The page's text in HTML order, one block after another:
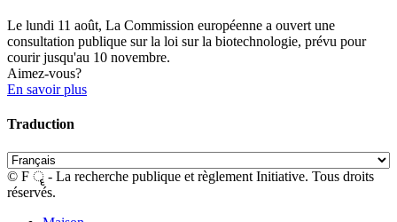
Le lundi 11 août, La Commission européenne a ouvert une
consultation publique sur la loi sur la biotechnologie, prévu pour
courir jusqu'au 10 novembre.
Aimez-vous?
En savoir plus
Traduction
© F ॄ - La recherche publique et règlement Initiative. Tous droits
réservés.